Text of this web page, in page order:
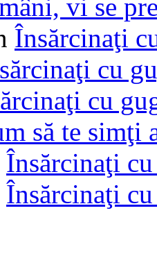
vi se
Însărcinaţi
cu
cu
să te simţi
Însărcinaţi
Însărcinaţi